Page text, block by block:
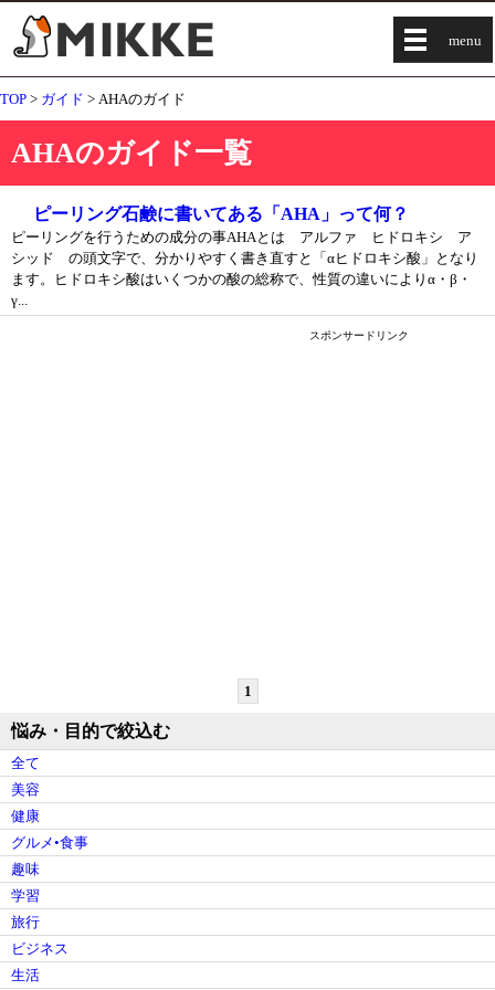
menu
TOP > ガイド > AHAのガイド
AHAのガイド一覧
ピーリング石鹸に書いてある「AHA」って何？
ピーリングを行うための成分の事AHAとは アルファ ヒドロキシ ア
シッド の頭文字で、分かりやすく書き直すと「αヒドロキシ酸」となり
ます。ヒドロキシ酸はいくつかの酸の総称で、性質の違いによりα・β・
γ...
スポンサードリンク
1
悩み・目的で絞込む
全て
美容
健康
グルメ•食事
趣味
学習
旅行
ビジネス
生活